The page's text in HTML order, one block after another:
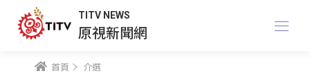
TITV NEWS
原視新聞網
首頁 介選